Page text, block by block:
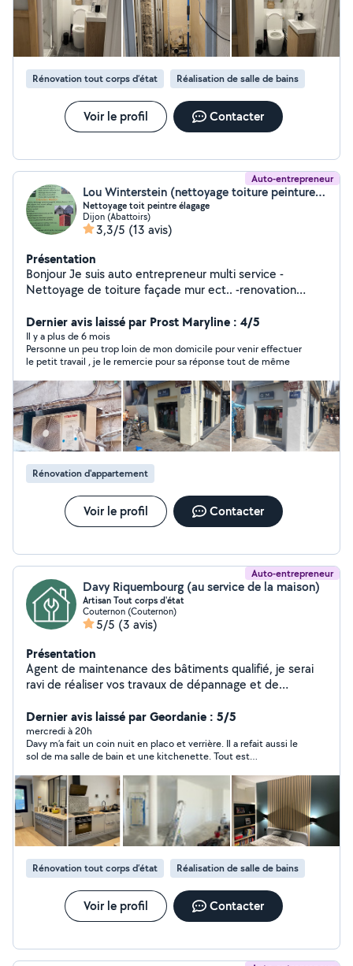
Rénovation tout corps d’état Réalisation de salle de bains
Voir le profil Contacter
Auto-entrepreneur
Lou Winterstein (nettoyage toiture peinture entretien espace vert)
Nettoyage toit peintre élagage
Dijon (Abattoirs)
3,3/5 (13 avis)
Présentation
Bonjour Je suis auto entrepreneur multi service -
Nettoyage de toiture façade mur ect.. -renovation
laqué ect.. -Peinture intérieur et extérieur façade pignon
toiture mur ect.. sur tout support -Elagage abbatage
taille de haie taille d'arbre plantation d'arbre
dessouchage de haie et d'arbre tonte de pelouse -
débarras de maison cave grenier grange nettoyage de
terrain évacuation de tout encombrants.demolition et
évacuation de mûr cabanon maison dalle et autre merci
Dernier avis laissé par Prost Maryline : 4/5
Il y a plus de 6 mois
Personne un peu trop loin de mon domicile pour venir effectuer
le petit travail , je le remercie pour sa réponse tout de même
Rénovation d'appartement
Voir le profil Contacter
Auto-entrepreneur
Davy Riquembourg (au service de la maison)
Artisan Tout corps d'état
Couternon (Couternon)
5/5 (3 avis)
Présentation
Agent de maintenance des bâtiments qualifié, je serai
ravi de réaliser vos travaux de dépannage et de
vous conseiller et m'adapter à vos besoins.
Dernier avis laissé par Geordanie : 5/5
mercredi à 20h
Davy m’a fait un coin nuit en placo et verrière. Il a refait aussi le
sol de ma salle de bain et une kitchenette. Tout est
maladie. Très sympathique Très réactif Consciencieux Merci
Davy et à une prochaine pour de futurs travaux
Rénovation tout corps d’état Réalisation de salle de bains
Voir le profil Contacter